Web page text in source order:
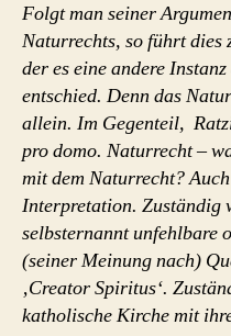
Folgt man seiner
Naturrechts, so führt
der es eine andere
entschied. Denn das
allein. Im Gegenteil,
pro domo. Naturrecht –
mit dem Naturrecht?
Interpretation. Zuständig
selbsternannt unfehlbare
(seiner Meinung nach)
‚Creator Spiritus‘.
katholische Kirche mit